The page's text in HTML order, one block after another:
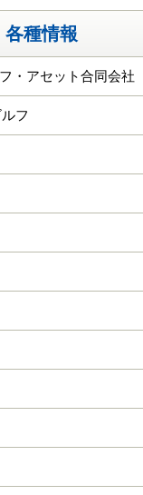
各種情報
・アセット合同会社
フ